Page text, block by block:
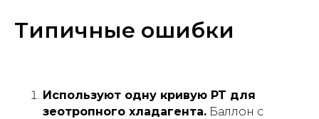
Типичные ошибки
Используют одну кривую PT для
зеотропного хладагента. Баллон с